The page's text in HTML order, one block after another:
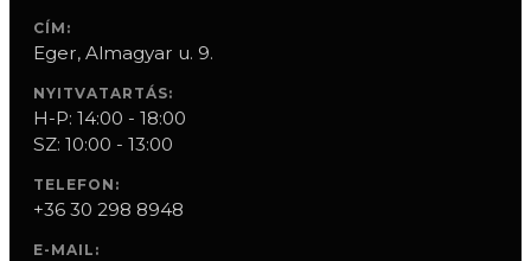
CÍM:
Eger, Almagyar u. 9.
NYITVATARTÁS:
H-P: 14:00 - 18:00
SZ: 10:00 - 13:00
TELEFON:
+36 30 298 8948
E-MAIL: